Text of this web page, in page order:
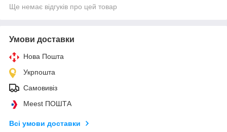
Ще немає відгуків про цей товар
Умови доставки
Нова Пошта
Укрпошта
Самовивіз
Meest ПОШТА
Всі умови доставки